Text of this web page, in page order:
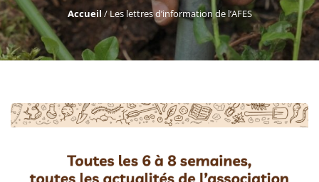
Accueil /Les lettres d’information de l’AFES